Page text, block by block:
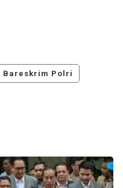
Bareskrim Polri